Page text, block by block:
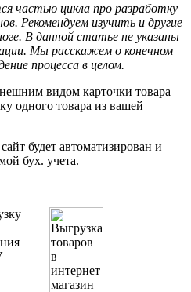
частью цикла про разработку
Рекомендуем изучить и другие
В данной статье не указаны
Мы расскажем о конечном
процесса в целом.
видом карточки товара
одного товара из вашей
будет автоматизирован и
бух. учета.